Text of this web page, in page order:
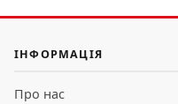
ІНФОРМАЦІЯ
Про нас